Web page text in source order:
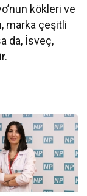
kökleri ve
marka çeşitli
da, İsveç,